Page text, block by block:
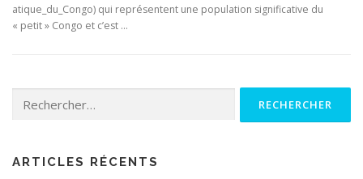
atique_du_Congo) qui représentent une population significative du
« petit » Congo et c’est …
ARTICLES RÉCENTS